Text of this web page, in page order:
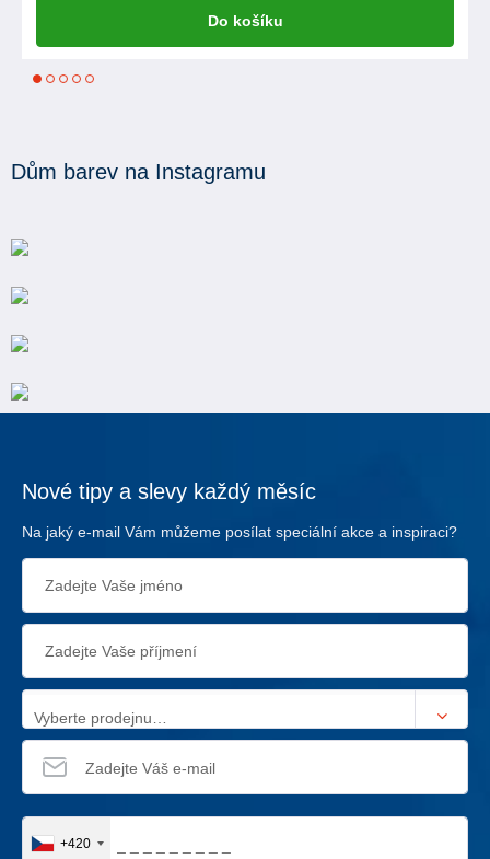
Do košíku
1 2 3 4
Dům barev na Instagramu
Nové tipy a slevy každý měsíc
Na jaký e-mail Vám můžeme posílat speciální akce a inspiraci?
Vyberte prodejnu…
+420